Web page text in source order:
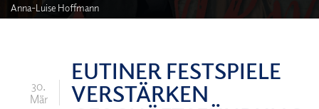
Anna-Luise Hoffmann
30.
Mär
EUTINER FESTSPIELE
VERSTÄRKEN